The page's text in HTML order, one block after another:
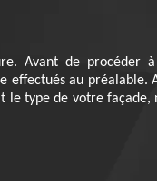
Avant de
au préalable.
type de votre façade,